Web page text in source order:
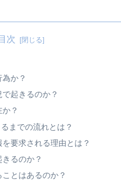
次
か？
起きるのか？
？
までの流れとは？
要求される理由とは？
るのか？
とはあるのか？